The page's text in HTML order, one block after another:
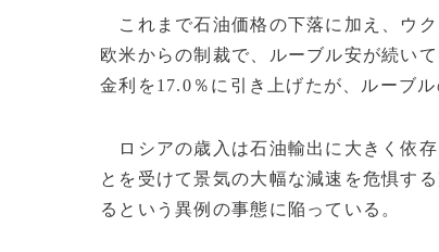
これまで石油価格の下落に加え、ウ
欧米からの制裁で、ルーブル安が続い
金利を17.0％に引き上げたが、ルーブ
ロシアの歳入は石油輸出に大きく依
とを受けて景気の大幅な減速を危惧す
るという異例の事態に陥っている。